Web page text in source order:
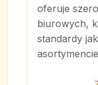
oferuje
biurowych,
standardy